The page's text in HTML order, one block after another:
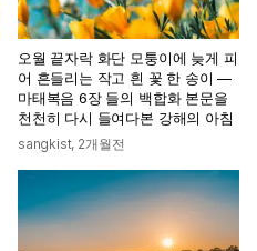
오월 끝자락 화단 모퉁이에 늦게 피
어 흔들리는 작고 흰 꽃 한 송이 —
마태복음 6장 들의 백합화 본문을
천천히 다시 들여다본 강해의 아침
sangkist, 2개월전